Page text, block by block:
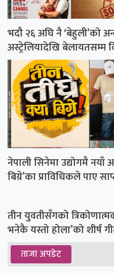
भदौ २६ अघि नै ‘बेहुली’को
अस्ट्रेलियादेखि बेलायतसम्म
नेपाली सिनेमा उद्योगमै नयाँ
बिग्रे’का प्राविधिकले पाए
तीन युवतीसँगको
भनेकै यस्तो होला’को शीर्ष
ताजा अपडेट